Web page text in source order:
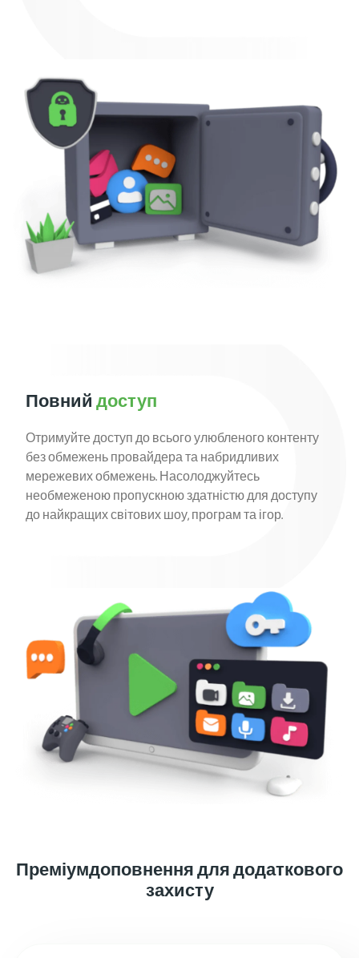
Повнийдоступ
Отримуйте доступ до всього улюбленого контенту
без обмежень провайдера та набридливих
мережевих обмежень. Насолоджуйтесь
необмеженою пропускною здатністю для доступу
до найкращих світових шоу, програм та ігор.
Преміумдоповнення для додаткового
захисту